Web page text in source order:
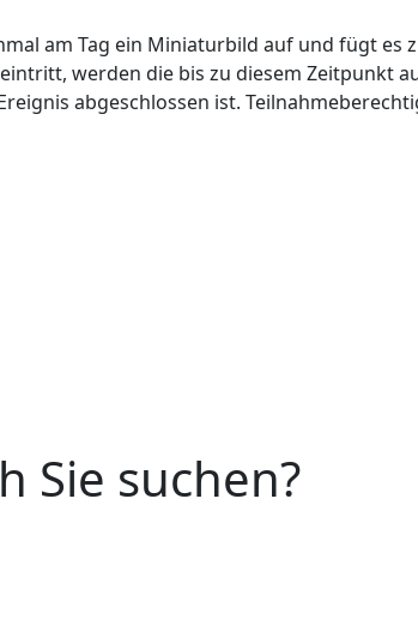
am Tag ein Miniaturbild auf und fügt es
werden die bis zu diesem Zeitpunkt
abgeschlossen ist.
Sie suchen?